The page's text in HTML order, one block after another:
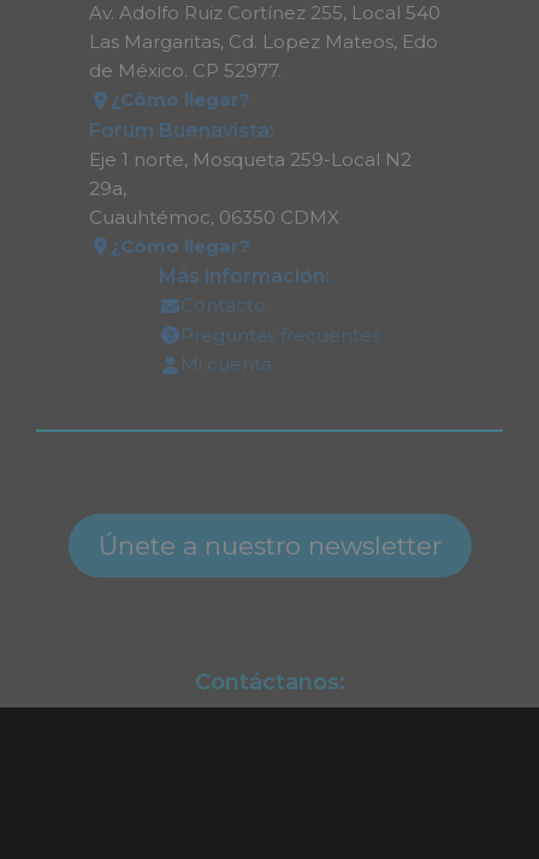
Av. Adolfo Ruiz Cortínez 255, Local 540
Las Margaritas, Cd. Lopez Mateos, Edo
de México. CP 52977.
¿Cómo llegar?
Forum Buenavista:
Eje 1 norte, Mosqueta 259-Local N2
29a,
Cuauhtémoc, 06350 CDMX
¿Cómo llegar?
Más información:
Contacto
Preguntas frecuentes
Mi cuenta
Únete a nuestro newsletter
Contáctanos: